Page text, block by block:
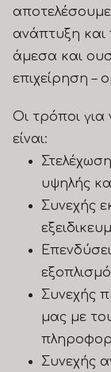
ανάπτυξη
άμεσα και
επιχείρηση –
Οι τρόποι
είναι:
υψηλής
Συνεχής
εξοπλισμό
Συνεχής
μας με
Συνεχής